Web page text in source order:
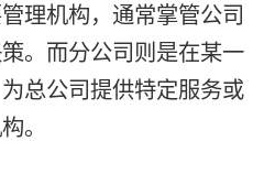
理机构，通常掌管公司
。而分公司则是在某一
总公司提供特定服务或
。